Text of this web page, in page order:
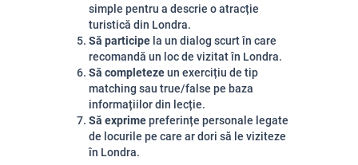
simple pentru a descrie o atracție
turistică din Londra.
Să participe la un dialog scurt în care
recomandă un loc de vizitat în Londra.
Să completezeun exercițiu de tip
matching sau true/false pe baza
informațiilor din lecție.
Să exprimepreferințe personale legate
de locurile pe care ar dori să le viziteze
în Londra.